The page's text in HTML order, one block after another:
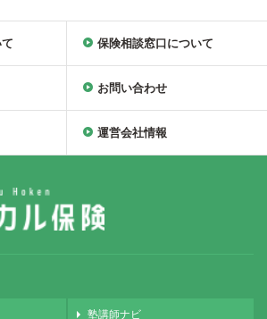
保険相談窓口について
お問い合わせ
運営会社情報
塾講師ナビ